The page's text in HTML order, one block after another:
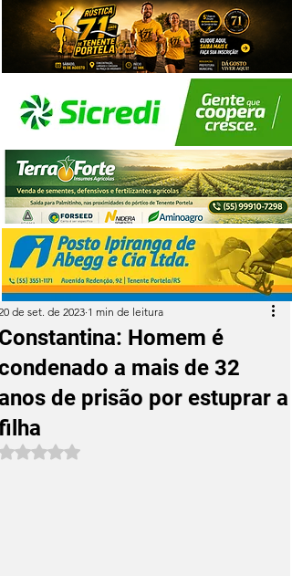
Homem é
a mais de 32
de prisão por estuprar a
de set. de 2023 1 min de leitura
Avaliado com NaN de 5 estrelas.